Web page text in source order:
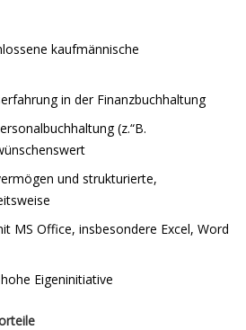
kaufmännische
in der Finanzbuchhaltung
(z.“B.
und strukturierte,
MS Office, insbesondere Excel, Word
Eigeninitiative